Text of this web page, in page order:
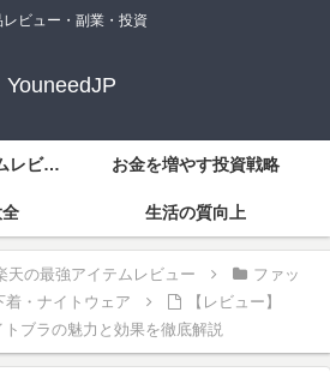
レビュー・副業・投資
YouneedJP
Amazon楽天の最強アイテムレビュー お金を増やす投資戦略
生活の質向上
天の最強アイテムレビュー
ファッ
着・ナイトウェア
【レビュー】
ブラの魅力と効果を徹底解説